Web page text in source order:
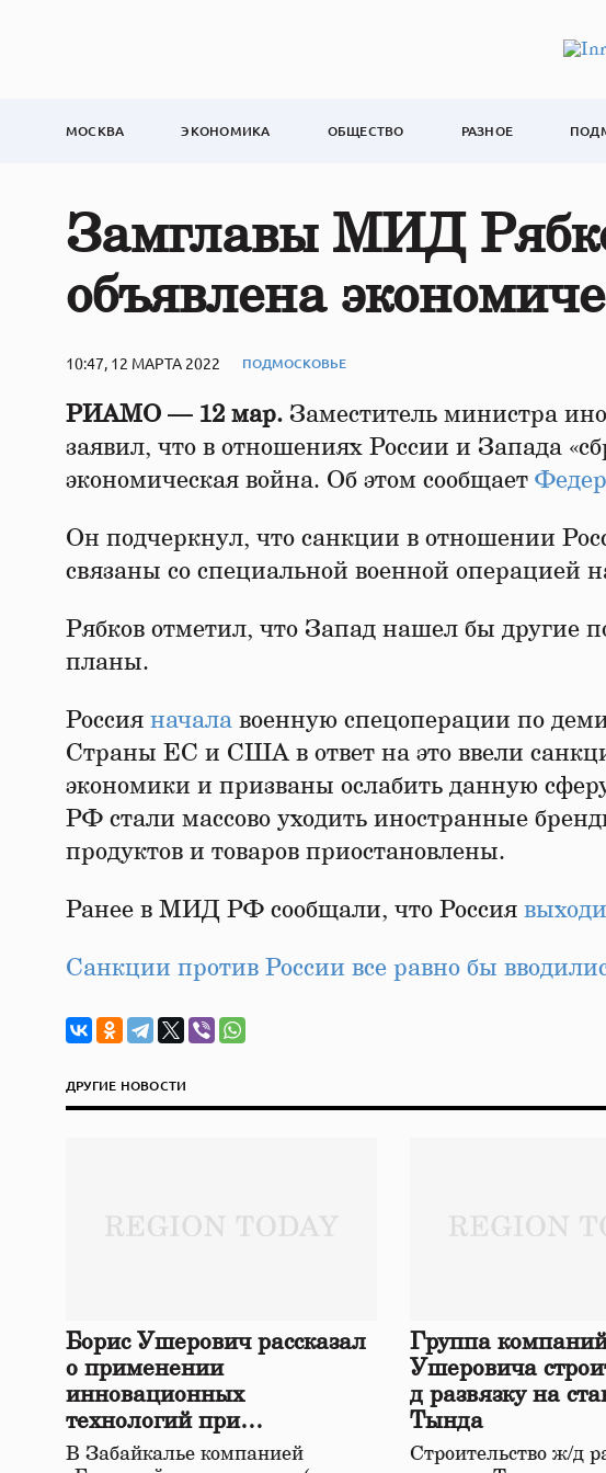
МОСКВА ЭКОНОМИКА ОБЩЕСТВО РАЗНОЕ
Замглавы МИД
объявлена
10:47, 12 МАРТА 2022 ПОДМОСКОВЬЕ
РИАМО — 12 мар. Заместитель министра
заявил, что в отношениях России и Запада
экономическая война. Об этом сообщает
Он подчеркнул, что санкции в отношении
связаны со специальной военной операцией
Рябков отметил, что Запад нашел бы другие
планы.
Россия начала военную спецоперации по
Страны ЕС и США в ответ на это ввели
экономики и призваны ослабить данную
РФ стали массово уходить иностранные
продуктов и товаров приостановлены.
Ранее в МИД РФ сообщали, что Россия
Санкции против России все равно бы
ДРУГИЕ НОВОСТИ
Борис Ушерович рассказал
о применении
инновационных
технологий при
строительстве нового моста
В Забайкалье компанией
Группа
Ушеровича
д развязку на
Тында
Строительство ж/д